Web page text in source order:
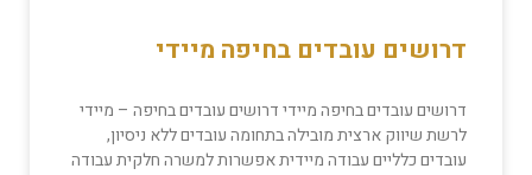
דרושים עובדים בחיפה מיידי
דרושים עובדים בחיפה מיידי דרושים עובדים בחיפה – מיידי
לרשת שיווק ארצית מובילה בתחומה עובדים ללא ניסיון,
עובדים כלליים עבודה מיידית אפשרות למשרה חלקית עבודה